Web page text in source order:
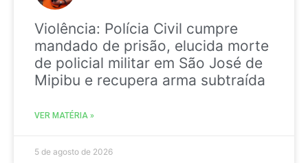
Violência: Polícia Civil cumpre
mandado de prisão, elucida morte
de policial militar em São José de
Mipibu e recupera arma subtraída
VER MATÉRIA »
5 de agosto de 2026